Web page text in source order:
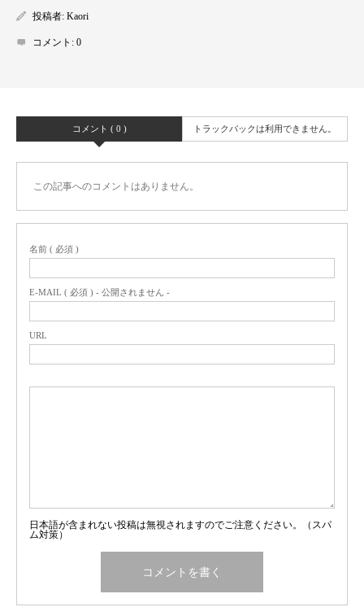
投稿者: Kaori
コメント: 0
コメント ( 0 ) トラックバックは利用できません。
この記事へのコメントはありません。
名前 ( 必須 )
E-MAIL ( 必須 ) - 公開されません -
URL
日本語が含まれない投稿は無視されますのでご注意ください。（スパ
ム対策）